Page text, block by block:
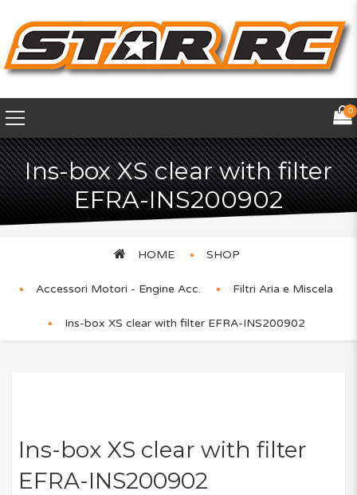
0
Ins-box XS clear with filter
EFRA-INS200902
HOME SHOP
Accessori Motori - Engine Acc. Filtri Aria e Miscela
Ins-box XS clear with filter EFRA-INS200902
Ins-box XS clear with filter
EFRA-INS200902